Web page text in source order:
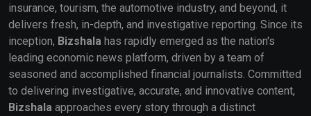
insurance, tourism, the automotive industry, and beyond, it
delivers fresh, in-depth, and investigative reporting. Since its
inception, Bizshala has rapidly emerged as the nation's
leading economic news platform, driven by a team of
seasoned and accomplished financial journalists. Committed
to delivering investigative, accurate, and innovative content,
Bizshala approaches every story through a distinct